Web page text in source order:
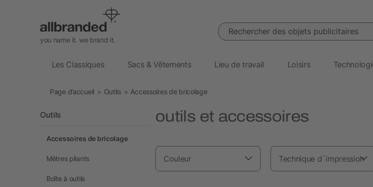
you name it. we brand it.
Rechercher des objets publicitaires
Les Classiques Sacs & Vêtements Lieu de travail Loisirs
Page d’accueil Outils Accessoires de bricolage
outils et accessoires
Couleur Technique d´impression
Outils
Accessoires de bricolage
Mètres pliants
Boîte à outils